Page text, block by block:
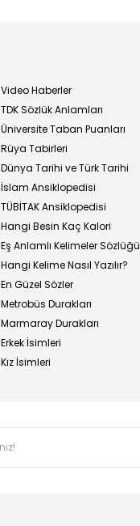
Video Haberler
TDK Sözlük Anlamları
Üniversite Taban Puanları
Rüya Tabirleri
Dünya Tarihi ve Türk Tarihi
İslam Ansiklopedisi
TÜBİTAK Ansiklopedisi
Hangi Besin Kaç Kalori
Eş Anlamlı Kelimeler Sözlüğü
Hangi Kelime Nasıl Yazılır?
En Güzel Sözler
Metrobüs Durakları
Marmaray Durakları
Erkek İsimleri
Kız İsimleri